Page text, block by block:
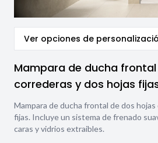
Ver opciones de
Mampara de ducha
correderas y dos hojas
Mampara de ducha frontal de dos
fijas. Incluye un sistema de frenado
caras y vidrios extraibles.